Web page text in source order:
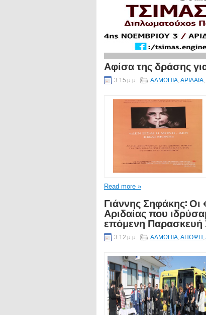
Αφίσα της δράσης
3:15 μ.μ. ΑΛΜΩΠΙΑ,ΑΡΙΔΑΙΑ,
Read more »
Γιάννης Σηφάκης: Οι
Αριδαίας που
επόμενη Παρασκευή
3:12 μ.μ. ΑΛΜΩΠΙΑ,ΑΠΟΨΗ ,